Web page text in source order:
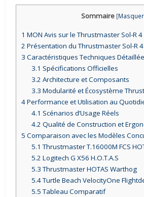
Sommaire [Masquer
1 MON Avis sur le Thrustmaster Sol-R 4
2 Présentation du Thrustmaster Sol-R 4
3 Caractéristiques Techniques
3.1 Spécifications Officielles
3.2 Architecture et Composants
3.3 Modularité et Écosystème
4Performance et Utilisation au
4.1 Scénarios d’Usage Réels
4.2 Qualité de Construction et
5 Comparaison avec les Modèles
5.1 Thrustmaster T.16000M FCS
5.2 Logitech G X56 H.O.T.A.S
5.3Thrustmaster HOTAS Warthog
5.4Turtle Beach VelocityOne
5.5Tableau Comparatif